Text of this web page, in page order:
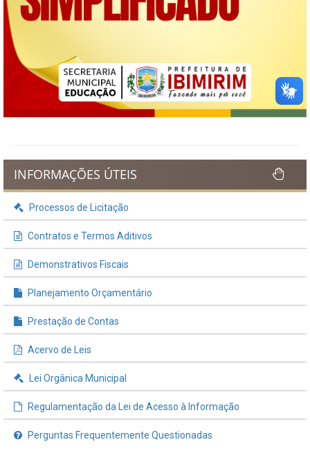
INFORMAÇÕES ÚTEIS
Processos de Licitação
Contratos e Termos Aditivos
Demonstrativos Fiscais
Planejamento Orçamentário
Prestação de Contas
Acervo de Leis
Lei Orgânica Municipal
Regulamentação da Lei de Acesso à Informação
Perguntas Frequentemente Questionadas